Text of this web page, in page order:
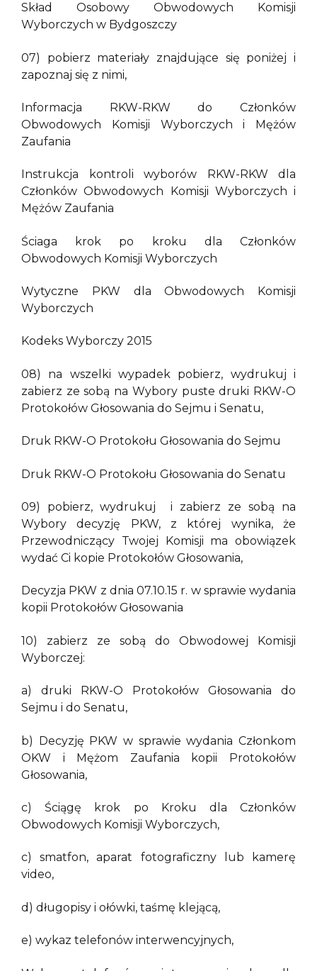
Skład Osobowy Obwodowych Komisji
Wyborczych w Bydgoszczy
07) pobierz materiały znajdujące się poniżej i
zapoznaj się z nimi,
Informacja RKW-RKW do Członków
Obwodowych Komisji Wyborczych i Mężów
Zaufania
Instrukcja kontroli wyborów RKW-RKW dla
Członków Obwodowych Komisji Wyborczych i
Mężów Zaufania
Ściaga krok po kroku dla Członków
Obwodowych Komisji Wyborczych
Wytyczne PKW dla Obwodowych Komisji
Wyborczych
Kodeks Wyborczy 2015
08) na wszelki wypadek pobierz, wydrukuj i
zabierz ze sobą na Wybory puste druki RKW-O
Protokołów Głosowania do Sejmu i Senatu,
Druk RKW-O Protokołu Głosowania do Sejmu
Druk RKW-O Protokołu Głosowania do Senatu
09) pobierz, wydrukuj i zabierz ze sobą na
Wybory decyzję PKW, z której wynika, że
Przewodniczący Twojej Komisji ma obowiązek
wydać Ci kopie Protokołów Głosowania,
Decyzja PKW z dnia 07.10.15 r. w sprawie wydania
kopii Protokołów Głosowania
10) zabierz ze sobą do Obwodowej Komisji
Wyborczej:
a) druki RKW-O Protokołów Głosowania do
Sejmu i do Senatu,
b) Decyzję PKW w sprawie wydania Członkom
OKW i Mężom Zaufania kopii Protokołów
Głosowania,
c) Ściągę krok po Kroku dla Członków
Obwodowych Komisji Wyborczych,
c) smatfon, aparat fotograficzny lub kamerę
video,
d) długopisy i ołówki, taśmę klejącą,
e) wykaz telefonów interwencyjnych,